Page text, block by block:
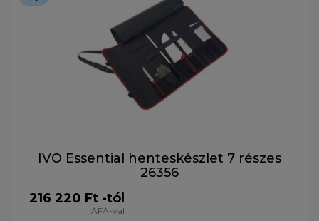
IVO Essential henteskészlet 7 részes
26356
216 220 Ft -tól
ÁFÁ-val